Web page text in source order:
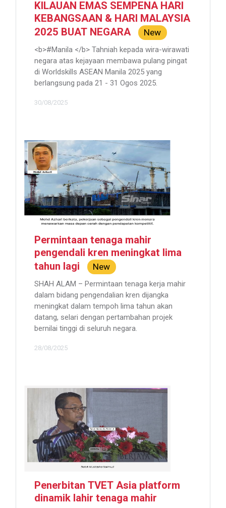
KILAUAN EMAS SEMPENA HARI
KEBANGSAAN & HARI MALAYSIA
2025 BUAT NEGARA
New
<b>#Manila </b> Tahniah kepada wira-wirawati
negara atas kejayaan membawa pulang pingat
di Worldskills ASEAN Manila 2025 yang
berlangsung pada 21 - 31 Ogos 2025.
30/08/2025
Permintaan tenaga mahir
pengendali kren meningkat lima
tahun lagi
New
SHAH ALAM – Permintaan tenaga kerja mahir
dalam bidang pengendalian kren dijangka
meningkat dalam tempoh lima tahun akan
datang, selari dengan pertambahan projek
bernilai tinggi di seluruh negara.
28/08/2025
Penerbitan TVET Asia platform
dinamik lahir tenaga mahir